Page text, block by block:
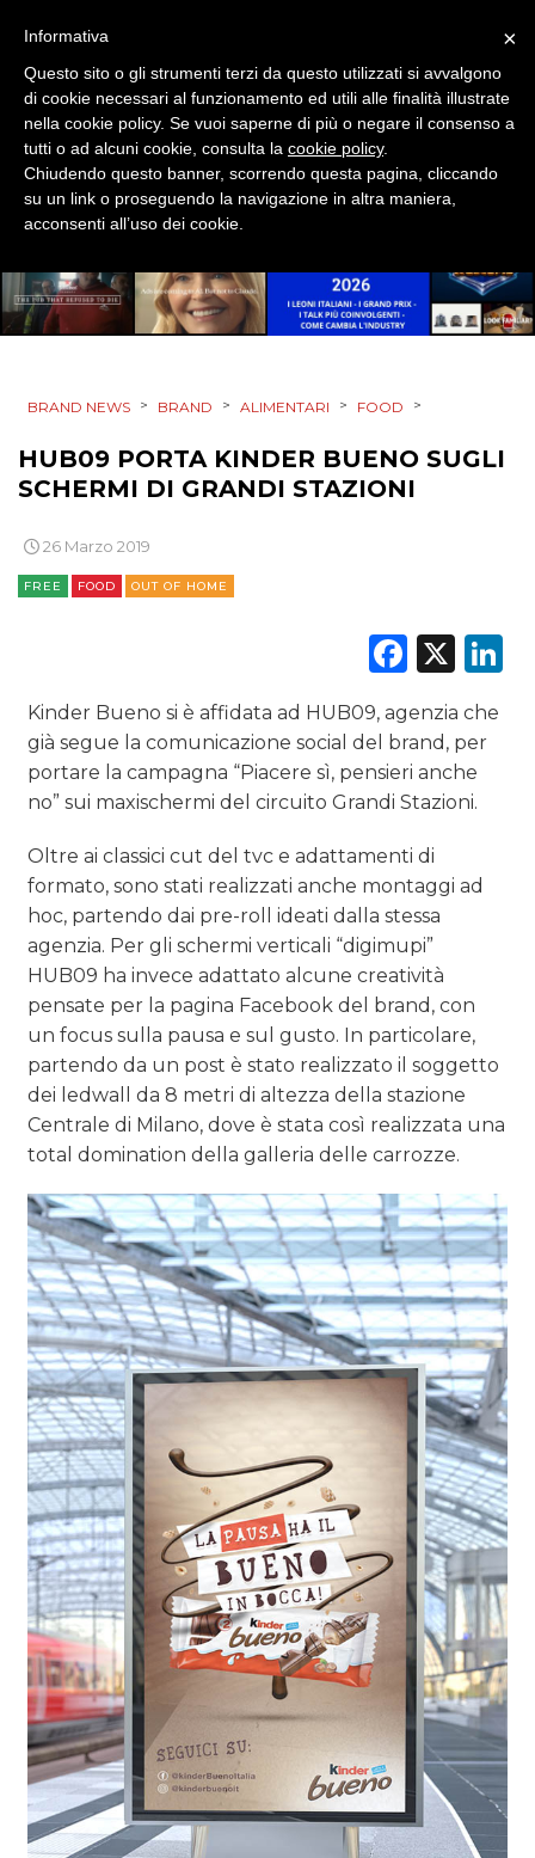
EDITORIA
ESTERNA
RADIO / AUDIO
TV
DATI
RICERCHE
NORMATIVE
OPINIONI
BRAND NEWS > BRAND > ALIMENTARI > FOOD >
HUB09 PORTA KINDER BUENO SUGLI
SCHERMI DI GRANDI STAZIONI
26 Marzo 2019
FREE FOOD OUT OF HOME
X
Kinder Bueno si è affidata ad HUB09, agenzia che
già segue la comunicazione social del brand, per
portare la campagna “Piacere sì, pensieri anche
no” sui maxischermi del circuito Grandi Stazioni.
Oltre ai classici cut del tvc e adattamenti di
formato, sono stati realizzati anche montaggi ad
hoc, partendo dai pre-roll ideati dalla stessa
agenzia. Per gli schermi verticali “digimupi”
HUB09 ha invece adattato alcune creatività
pensate per la pagina Facebook del brand, con
un focus sulla pausa e sul gusto. In particolare,
partendo da un post è stato realizzato il soggetto
dei ledwall da 8 metri di altezza della stazione
Centrale di Milano, dove è stata così realizzata una
total domination della galleria delle carrozze.
×
Informativa
Questo sito o gli strumenti terzi da questo utilizzati si avvalgono
di cookie necessari al funzionamento ed utili alle finalità illustrate
nella cookie policy. Se vuoi saperne di più o negare il consenso a
tutti o ad alcuni cookie, consulta la cookie policy.
Chiudendo questo banner, scorrendo questa pagina, cliccando
su un link o proseguendo la navigazione in altra maniera,
acconsenti all’uso dei cookie.